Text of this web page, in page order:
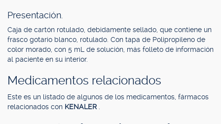
Presentación.
Caja de cartón rotulado, debidamente sellado, que contiene un
frasco gotario blanco, rotulado. Con tapa de Polipropileno de
color morado, con 5 mL de solución, más folleto de información
al paciente en su interior.
Medicamentos relacionados
Este es un listado de algunos de los medicamentos, fármacos
relacionados con KENALER